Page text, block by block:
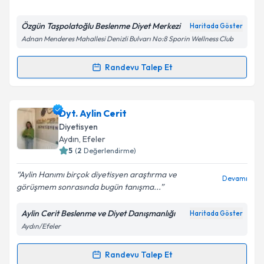
Kişisel verilerimin işlenmesine ilişkinAydınlatma
'ni okudum ve kişisel verilerimin belirtilen
Takvim Talebini Gönder
Özgün Taşpolatoğlu Beslenme Diyet Merkezi Haritada Göster
Adnan Menderes Mahallesi Denizli Bulvarı No:8 Sporin Wellness Club
Randevu Talep Et
Randevu Takvimi Talebi
Dyt. Özgün Taşpolatoğlu
oluşturun. Size bu uzmandan randevu almanız için bir
takvim hazırlandığında e-posta ile bilgilendireceğiz.
Kişisel verilerimin işlenmesine ilişkin
Aydınlatma
Metni
kapsamda işlenmesini kabul ediyorum.
Dyt. Aylin Cerit
Diyetisyen
Aydın, Efeler
5 (2 Değerlendirme)
Aylin Hanımı birçok diyetisyen araştırma ve
görüşmem sonrasında bugün tanışma...
Devamı
Aylin Cerit Beslenme ve Diyet Danışmanlığı Haritada Göster
Aydın/Efeler
Randevu Talep Et
Randevu Takvimi Talebi